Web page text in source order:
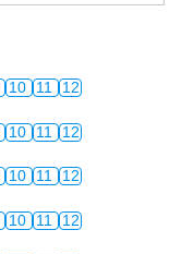
10 11 12
10 11 12
10 11 12
10 11 12